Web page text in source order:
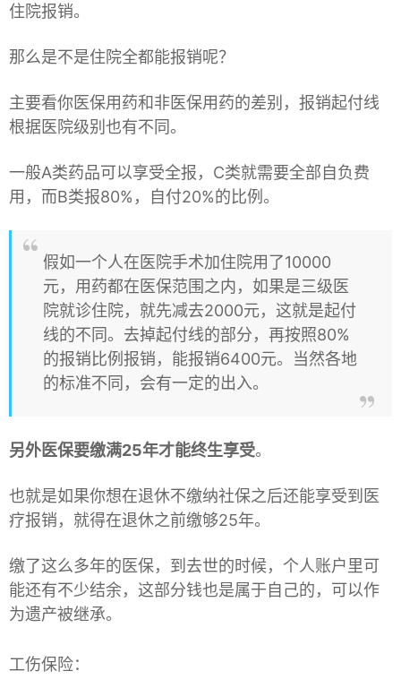
住院报销。
那么是不是住院全都能报销呢？
主要看你医保用药和非医保用药的差别，报销起付线
根据医院级别也有不同。
一般A类药品可以享受全报，C类就需要全部自负费
用，而B类报80%，自付20%的比例。
假如一个人在医院手术加住院用了10000
元，用药都在医保范围之内，如果是三级医
院就诊住院，就先减去2000元，这就是起付
线的不同。去掉起付线的部分，再按照80%
的报销比例报销，能报销6400元。当然各地
的标准不同，会有一定的出入。
另外医保要缴满25年才能终生享受。
也就是如果你想在退休不缴纳社保之后还能享受到医
疗报销，就得在退休之前缴够25年。
缴了这么多年的医保，到去世的时候，个人账户里可
能还有不少结余，这部分钱也是属于自己的，可以作
为遗产被继承。
工伤保险：